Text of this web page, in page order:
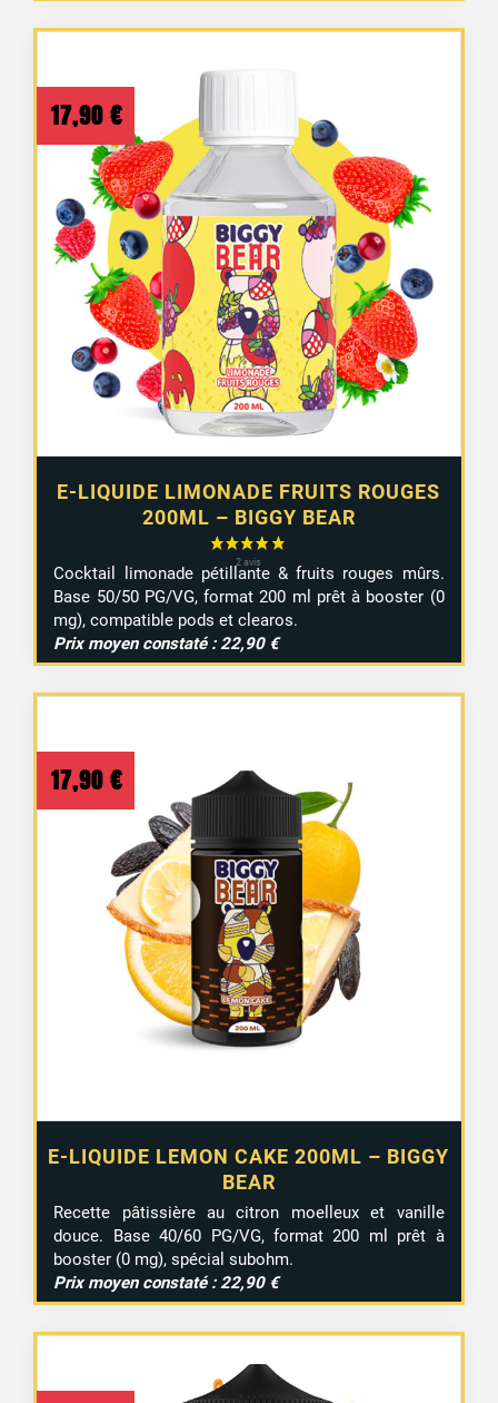
1 avis
E-LIQUIDE LIMONADE FRUITS ROUGES
200ML – BIGGY BEAR
17,90 €
Cocktail limonade pétillante & fruits rouges mûrs.
Base 50/50 PG/VG, format 200 ml prêt à booster (0
mg), compatible pods et clearos.
Prix moyen constaté : 22,90 €
E-LIQUIDE LEMON CAKE 200ML – BIGGY
BEAR
17,90 €
Recette pâtissière au citron moelleux et vanille
douce. Base 40/60 PG/VG, format 200 ml prêt à
booster (0 mg), spécial subohm.
Prix moyen constaté : 22,90 €